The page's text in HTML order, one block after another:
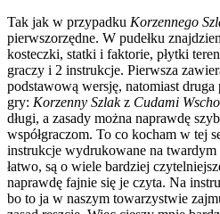
Tak jak w przypadku Korzennego
pierwszorzędne. W pudełku
kosteczki, statki i faktorie, płytki
graczy i 2 instrukcje. Pierwsza
podstawową wersję, natomiast druga
gry: Korzenny Szlakz Cudami
długi, a zasady można naprawdę
współgraczom. To co kocham w tej
instrukcje wydrukowane na twardym
łatwo, są o wiele bardziej
naprawdę fajnie się je czyta. Na
bo to ja w naszym towarzystwie